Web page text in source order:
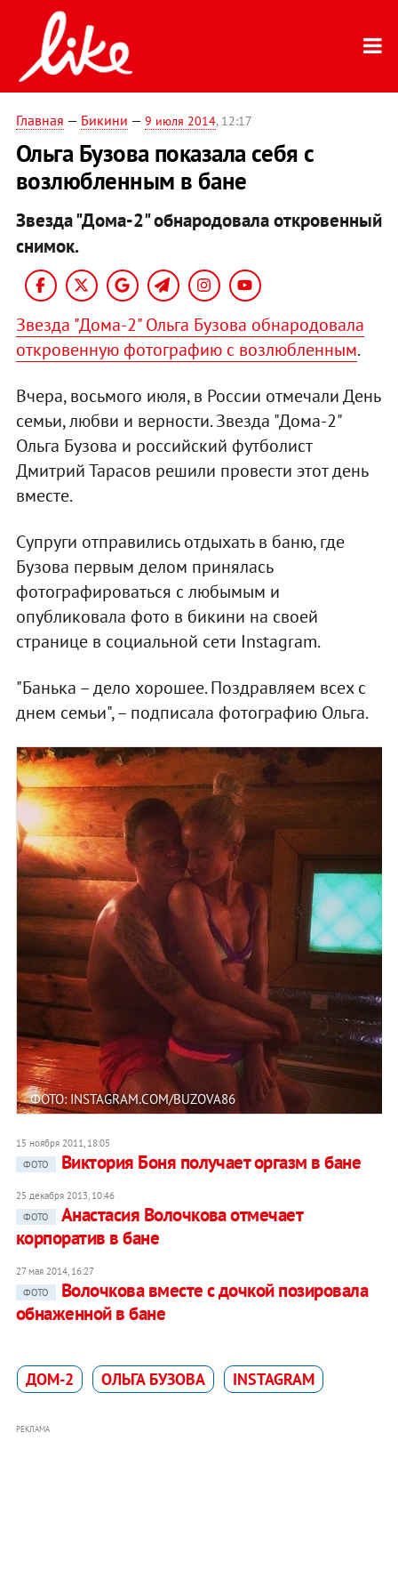
Главная — Бикини — 9 июля 2014, 12:17
Ольга Бузова показала себя с
возлюбленным в бане
Звезда "Дома-2" обнародовала откровенный
снимок.
Звезда "Дома-2" Ольга Бузова обнародовала
откровенную фотографию с возлюбленным.
Вчера, восьмого июля, в России отмечали День
семьи, любви и верности. Звезда "Дома-2"
Ольга Бузова и российский футболист
Дмитрий Тарасов решили провести этот день
вместе.
Супруги отправились отдыхать в баню, где
Бузова первым делом принялась
фотографироваться с любымым и
опубликовала фото в бикини на своей
странице в социальной сети Instagram.
"Банька – дело хорошее. Поздравляем всех с
днем семьи", – подписала фотографию Ольга.
ФОТО: INSTAGRAM.COM/BUZOVA86
15 ноября 2011, 18:05
ФОТО
Виктория Боня получает оргазм в бане
25 декабря 2013, 10:46
ФОТО
Анастасия Волочкова отмечает
корпоратив в бане
27 мая 2014, 16:27
ФОТО
Волочкова вместе с дочкой позировала
обнаженной в бане
ДОМ-2 ОЛЬГА БУЗОВА INSTAGRAM
РЕКЛАМА